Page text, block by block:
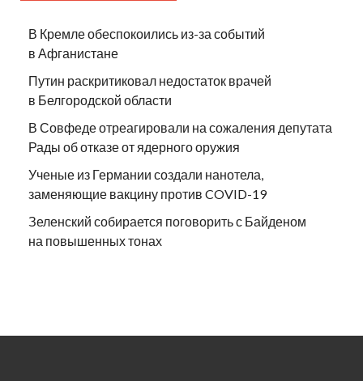
В Кремле обеспокоились из-за событий
в Афганистане
Путин раскритиковал недостаток врачей
в Белгородской области
В Совфеде отреагировали на сожаления депутата
Рады об отказе от ядерного оружия
Ученые из Германии создали нанотела,
заменяющие вакцину против COVID-19
Зеленский собирается поговорить с Байденом
на повышенных тонах